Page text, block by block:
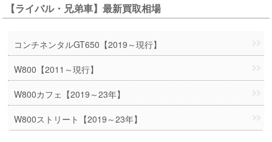
【ライバル・兄弟車】最新買取相場
コンチネンタルGT650【2019～現行】
W800【2011～現行】
W800カフェ【2019～23年】
W800ストリート【2019～23年】